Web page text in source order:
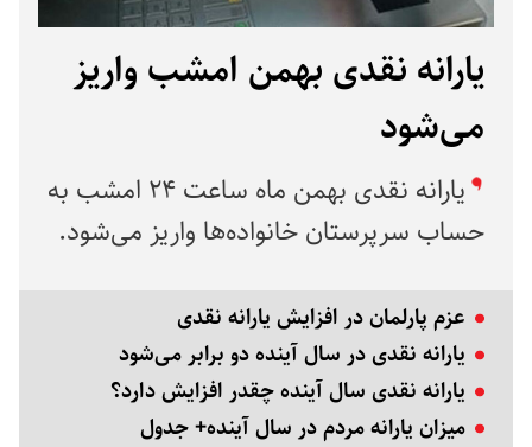
یارانه نقدی بهمن امشب واریز
می‌شود
یارانه نقدی بهمن ماه ساعت ۲۴ امشب به
حساب سرپرستان خانواده‌ها واریز می‌شود.
عزم پارلمان در افزایش یارانه نقدی
یارانه نقدی در سال آینده دو برابر می‌شود
یارانه نقدی سال آینده چقدر افزایش دارد؟
میزان یارانه مردم در سال آینده+ جدول